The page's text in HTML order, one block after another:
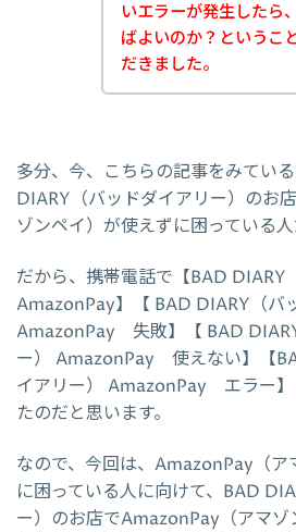
いエラーが発生したら
ばよいのか？というこ
だきました。
多分、今、こちらの記事をみてい
DIARY（バッドダイアリー）のお
ゾンペイ）が使えずに困っている人
だから、携帯電話で【BAD DIARY
AmazonPay】【 BAD DIARY（バ
AmazonPay 失敗】【 BAD
ー） AmazonPay 使えない】【
イアリー） AmazonPay エラー】
たのだと思います。
なので、今回は、AmazonPay（ア
に困っている人に向けて、BAD
ー）のお店でAmazonPay（アマゾ